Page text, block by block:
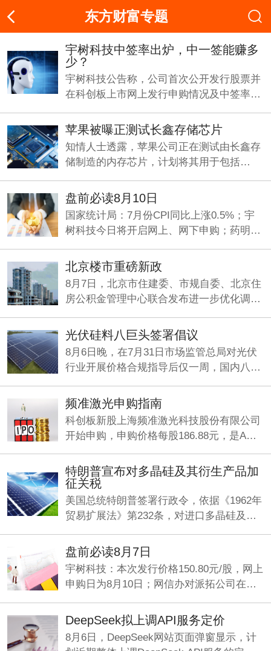
东方财富专题
宇树科技中签率出炉，中一签能赚多
少？
宇树科技公告称，公司首次公开发行股票并
在科创板上市网上发行申购情况及中签率公
最终中签率为0.01809759%。
苹果被曝正测试长鑫存储芯片
知情人士透露，苹果公司正在测试由长鑫存
储制造的内存芯片，计划将其用于包括
对由人工智能热潮引发的全球芯片短缺问
题。
盘前必读8月10日
国家统计局：7月份CPI同比上涨0.5%；宇
树科技今日将开启网上、网下申购；药明康
决。
北京楼市重磅新政
8月7日，北京市住建委、市规自委、北京住
房公积金管理中心联合发布进一步优化调整
光伏硅料八巨头签署倡议
8月6日晚，在7月31日市场监管总局对光伏
行业开展价格合规指导后仅一周，国内八大
书》。
频准激光申购指南
科创板新股上海频准激光科技股份有限公司
开始申购，申购价格每股186.88元，是A股
9.34万元。
特朗普宣布对多晶硅及其衍生产品加
征关税
美国总统特朗普签署行政令，依据《1962年
贸易扩展法》第232条，对进口多晶硅及其
施，以支持美国国内多晶硅、半导体和太阳
能供应链。
盘前必读8月7日
宇树科技：本次发行价格150.80元/股，网上
申购日为8月10日；网信办对派拓公司在华
止铜精矿、钴精矿的出口。
DeepSeek拟上调API服务定价
8月6日，DeepSeek网站页面弹窗显示，计